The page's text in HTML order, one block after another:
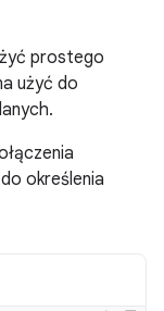
prostego
użyć do
do określenia